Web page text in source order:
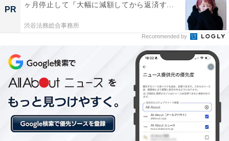
イスラエルとパレスチナ、中東の今後は
さらに現在続いている世界的にメジャーな紛争といえ
ば、イスラエルとパレスチナの問題である。イスラエル
は、2023年に同国に対して大規模テロを実行したイスラ
ム組織ハマスの幹部を次々と殺害して一掃したが、テロ
の際にハマス側がイスラエルから誘拐していった多くの
人質はまだ解放されていない。その交渉も、トランプ政
権発足後には進む可能性がある。トランプ氏が、生き残
PR
ヶ月停止して『大幅に減額してから返済す...
渋谷法務総合事務所
Recommended by